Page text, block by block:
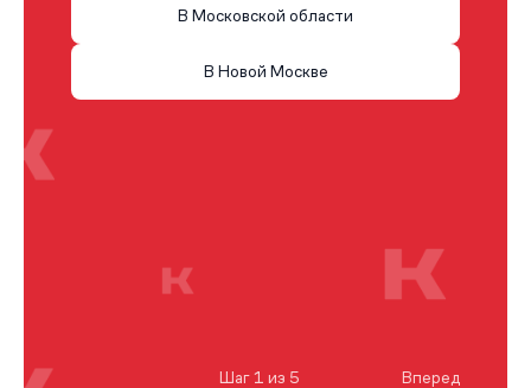
В Московской области
В Новой Москве
Шаг 1 из 5 Вперед